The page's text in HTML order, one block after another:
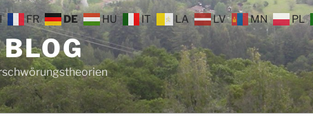
FR DE HU IT LA LV MN PL